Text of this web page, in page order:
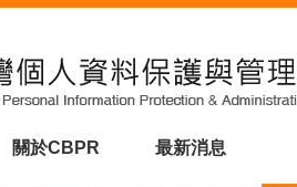
關於CBPR 最新消息